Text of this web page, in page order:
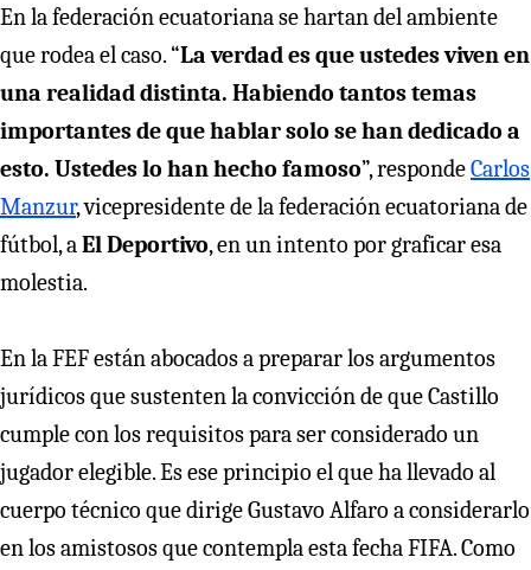
En la federación ecuatoriana se hartan del ambiente
que rodea el caso. “La verdad es que ustedes viven en
una realidad distinta. Habiendo tantos temas
importantes de que hablar solo se han dedicado a
esto. Ustedes lo han hecho famoso”, respondeCarlos
Manzur, vicepresidente de la federación ecuatoriana de
fútbol, aEl Deportivo, en un intento por graficar esa
molestia.
En la FEF están abocados a preparar los argumentos
jurídicos que sustenten la convicción de que Castillo
cumple con los requisitos para ser considerado un
jugador elegible. Es ese principio el que ha llevado al
cuerpo técnico que dirige Gustavo Alfaro a considerarlo
en los amistosos que contempla esta fecha FIFA. Como